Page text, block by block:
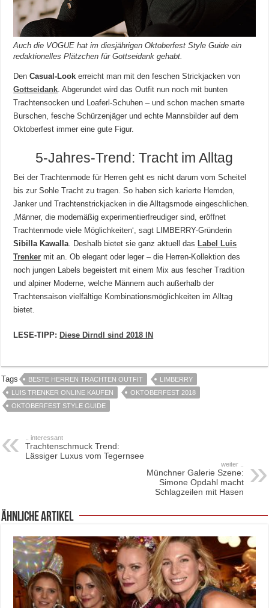
Auch die VOGUE hat im diesjährigen Oktoberfest Style Guide ein
redaktionelles Plätzchen für Gottseidank gehabt.
DenCasual-Look erreicht man mit den feschen Strickjacken von
Gottseidank. Abgerundet wird das Outfit nun noch mit bunten
Trachtensocken und Loaferl-Schuhen – und schon machen smarte
Burschen, fesche Schürzenjäger und echte Mannsbilder auf dem
Oktoberfest immer eine gute Figur.
5-Jahres-Trend: Tracht im Alltag
Bei der Trachtenmode für Herren geht es nicht darum vom Scheitel
bis zur Sohle Tracht zu tragen. So haben sich karierte Hemden,
Janker und Trachtenstrickjacken in die Alltagsmode eingeschlichen.
‚Männer, die modemäßig experimentierfreudiger sind, eröffnet
Trachtenmode viele Möglichkeiten‘, sagt LIMBERRY-Gründerin
Sibilla Kawalla. Deshalb bietet sie ganz aktuell das Label Luis
Trenker mit an. Ob elegant oder leger – die Herren-Kollektion des
noch jungen Labels begeistert mit einem Mix aus fescher Tradition
und alpiner Moderne, welche Männern auch außerhalb der
Trachtensaison vielfältige Kombinationsmöglichkeiten im Alltag
bietet.
LESE-TIPP: Diese Dirndl sind 2018 IN
Tags BESTE HERREN TRACHTEN OUTFIT
LIMBERRY
LUIS TRENKER ONLINE KAUFEN
OKTOBERFEST 2018
OKTOBERFEST STYLE GUIDE
.. interessant
Trachtenschmuck Trend:
Lässiger Luxus vom Tegernsee
weiter ..
Münchner Galerie Szene:
Simone Opdahl macht
Schlagzeilen mit Hasen
ähnliche Artikel